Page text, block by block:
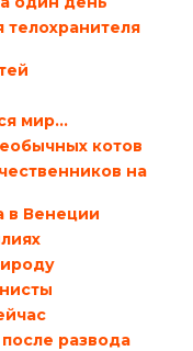
телохранителя
мир...
котов
на
в Венеции
развода